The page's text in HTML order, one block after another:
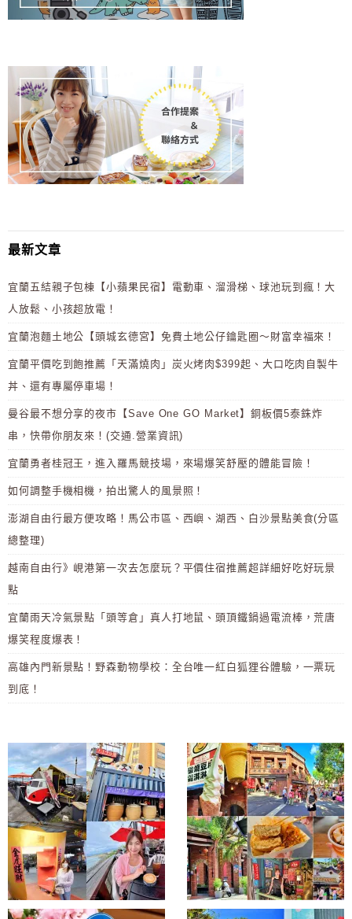
最新文章
宜蘭五結親子包棟【小蘋果民宿】電動車、溜滑梯、球池玩到瘋！大
人放鬆、小孩超放電！
宜蘭泡麵土地公【頭城玄德宮】免費土地公仔鑰匙圈～財富幸福來！
宜蘭平價吃到飽推薦「天滿燒肉」炭火烤肉$399起、大口吃肉自製牛
丼、還有專屬停車場！
曼谷最不想分享的夜市【Save One GO Market】銅板價5泰銖炸
串，快帶你朋友來！(交通.營業資訊)
宜蘭勇者桂冠王，進入羅馬競技場，來場爆笑舒壓的體能冒險！
如何調整手機相機，拍出驚人的風景照！
澎湖自由行最方便攻略！馬公市區、西嶼、湖西、白沙景點美食(分區
總整理)
越南自由行》峴港第一次去怎麼玩？平價住宿推薦超詳細好吃好玩景
點
宜蘭雨天冷氣景點「頭等倉」真人打地鼠、頭頂鐵鍋過電流棒，荒唐
爆笑程度爆表！
高雄內門新景點！野森動物學校：全台唯一紅白狐狸谷體驗，一票玩
到底！